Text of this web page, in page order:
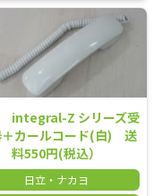
integral-Z シリーズ受
＋カールコード(白) 送
料550円(税込）
日立・ナカヨ